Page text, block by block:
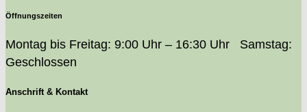
Öffnungszeiten
Montag bis Freitag: 9:00 Uhr – 16:30 Uhr Samstag:
Geschlossen
Anschrift & Kontakt